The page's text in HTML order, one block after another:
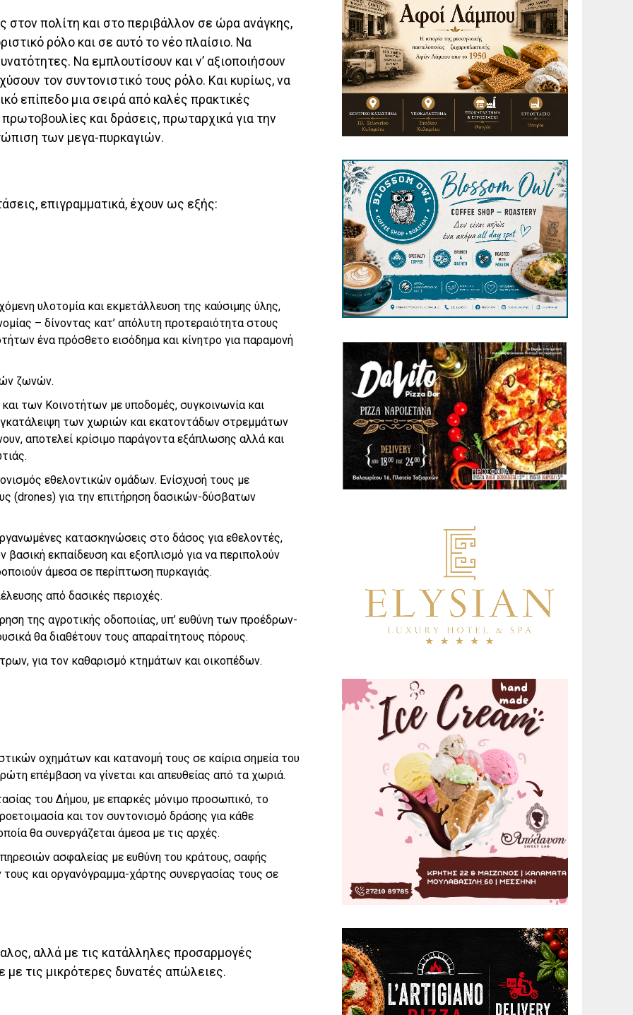
στον πολίτη και στο περιβάλλον σε ώρα ανάγκης,
ρόλο και σε αυτό το νέο πλαίσιο. Να
Να εμπλουτίσουν και ν’ αξιοποιήσουν
τον συντονιστικό τους ρόλο. Και κυρίως, να
επίπεδο μια σειρά από καλές πρακτικές
και δράσεις, πρωταρχικά για την
των μεγα-πυρκαγιών.
επιγραμματικά, έχουν ως εξής:
υλοτομία και εκμετάλλευση της καύσιμης ύλης,
– δίνοντας κατ’ απόλυτη προτεραιότητα στους
ένα πρόσθετο εισόδημα και κίνητρο για παραμονή
ζωνών.
των Κοινοτήτων με υποδομές, συγκοινωνία και
των χωριών και εκατοντάδων στρεμμάτων
αποτελεί κρίσιμο παράγοντα εξάπλωσης αλλά και
εθελοντικών ομάδων. Ενίσχυσή τους με
(drones) για την επιτήρηση δασικών-δύσβατων
κατασκηνώσεις στο δάσος για εθελοντές,
βασική εκπαίδευση και εξοπλισμό για να περιπολούν
άμεσα σε περίπτωση πυρκαγιάς.
από δασικές περιοχές.
της αγροτικής οδοποιίας, υπ’ ευθύνη των προέδρων-
θα διαθέτουν τους απαραίτητους πόρους.
για τον καθαρισμό κτημάτων και οικοπέδων.
οχημάτων και κατανομή τους σε καίρια σημεία του
επέμβαση να γίνεται και απευθείας από τα χωριά.
του Δήμου, με επαρκές μόνιμο προσωπικό, το
και τον συντονισμό δράσης για κάθε
θα συνεργάζεται άμεσα με τις αρχές.
ασφαλείας με ευθύνη του κράτους, σαφής
και οργανόγραμμα-χάρτης συνεργασίας τους σε
αλλά με τις κατάλληλες προσαρμογές
τις μικρότερες δυνατές απώλειες.